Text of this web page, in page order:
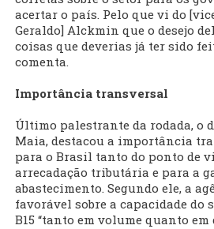
acertar o país. Pelo que vi do
Geraldo] Alckmin que o desejo
coisas que deverias já ter sido
comenta.
Importância transversal
Último palestrante da rodada, o
Maia, destacou a importância
para o Brasil tanto do ponto de
arrecadação tributária e para a
abastecimento. Segundo ele, a
favorável sobre a capacidade do
B15 “tanto em volume quanto em